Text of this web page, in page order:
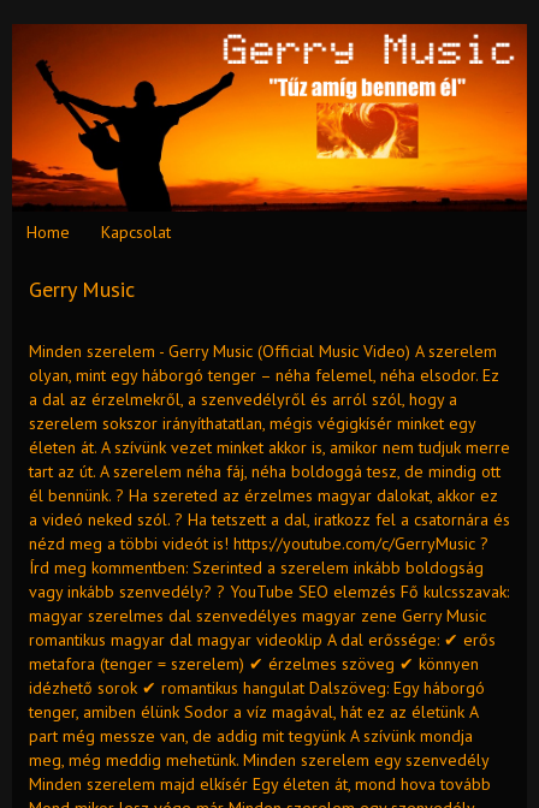
Home Kapcsolat
Gerry Music
Minden szerelem - Gerry Music (Official Music Video) A szerelem
olyan, mint egy háborgó tenger – néha felemel, néha elsodor. Ez
a dal az érzelmekről, a szenvedélyről és arról szól, hogy a
szerelem sokszor irányíthatatlan, mégis végigkísér minket egy
életen át. A szívünk vezet minket akkor is, amikor nem tudjuk merre
tart az út. A szerelem néha fáj, néha boldoggá tesz, de mindig ott
él bennünk. ? Ha szereted az érzelmes magyar dalokat, akkor ez
a videó neked szól. ? Ha tetszett a dal, iratkozz fel a csatornára és
nézd meg a többi videót is! https://youtube.com/c/GerryMusic ?
Írd meg kommentben: Szerinted a szerelem inkább boldogság
vagy inkább szenvedély? ? YouTube SEO elemzés Fő kulcsszavak:
magyar szerelmes dal szenvedélyes magyar zene Gerry Music
romantikus magyar dal magyar videoklip A dal erőssége: ✔ erős
metafora (tenger = szerelem) ✔ érzelmes szöveg ✔ könnyen
idézhető sorok ✔ romantikus hangulat Dalszöveg: Egy háborgó
tenger, amiben élünk Sodor a víz magával, hát ez az életünk A
part még messze van, de addig mit tegyünk A szívünk mondja
meg, még meddig mehetünk. Minden szerelem egy szenvedély
Minden szerelem majd elkísér Egy életen át, mond hova tovább